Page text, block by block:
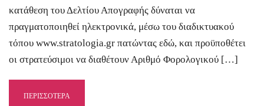
κατάθεση του Δελτίου Απογραφής δύναται να
πραγματοποιηθεί ηλεκτρονικά, μέσω του διαδικτυακού
τόπου www.stratologia.gr πατώντας εδώ, και προϋποθέτει
οι στρατεύσιμοι να διαθέτουν Αριθμό Φορολογικού […]
ΠΕΡΙΣΣΟΤΕΡΑ